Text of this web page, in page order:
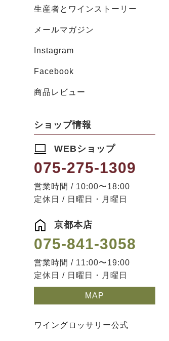
生産者とワインストーリー
メールマガジン
Instagram
Facebook
商品レビュー
ショップ情報
WEBショップ
075-275-1309
営業時間 / 10:00〜18:00
定休日 / 日曜日・月曜日
京都本店
075-841-3058
営業時間 / 11:00〜19:00
定休日 / 日曜日・月曜日
MAP
ワイングロッサリー公式